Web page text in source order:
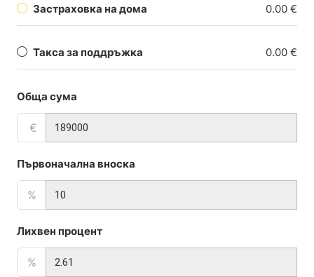
Застраховка на дома 0.00 €
Такса за поддръжка 0.00 €
Обща сума
€
Първоначална вноска
%
Лихвен процент
%